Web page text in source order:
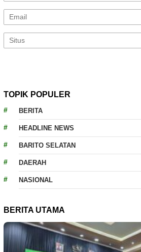
TOPIK POPULER
BERITA
HEADLINE NEWS
BARITO SELATAN
DAERAH
NASIONAL
BERITA UTAMA